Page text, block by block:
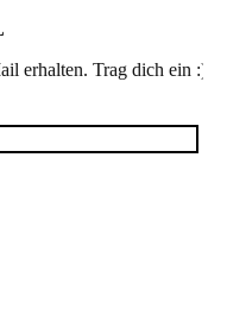
erhalten. Trag dich ein :)